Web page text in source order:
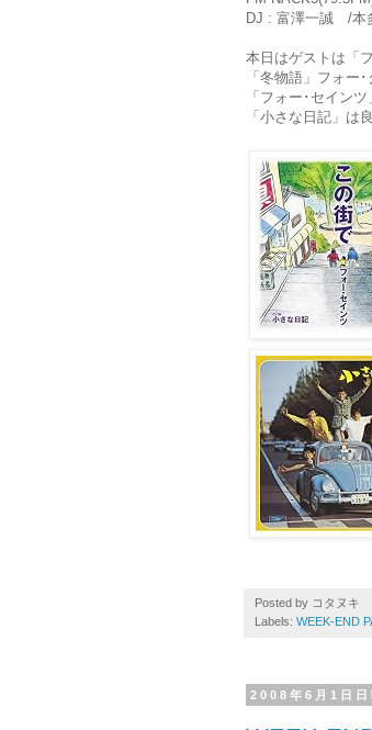
DJ : 富澤一誠 /本
本日はゲストは「
「冬物語」フォー
「フォー･セイン
「小さな日記」は
Posted by コタヌキ
Labels: WEEK-END
2008年6月1日日